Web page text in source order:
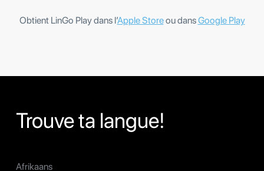
Obtient LinGo Play dans l’Apple Storeou dansGoogle Play
Trouve ta langue!
Afrikaans